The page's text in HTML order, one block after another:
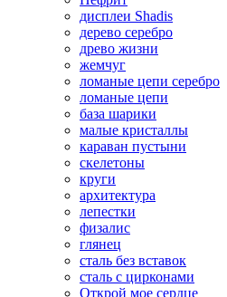
дисплеи Shadis
дерево серебро
древо жизни
жемчуг
ломаные цепи серебро
ломаные цепи
база шарики
малые кристаллы
караван пустыни
скелетоны
круги
архитектура
лепестки
физалис
глянец
сталь без вставок
сталь с цирконами
Открой мое сердце